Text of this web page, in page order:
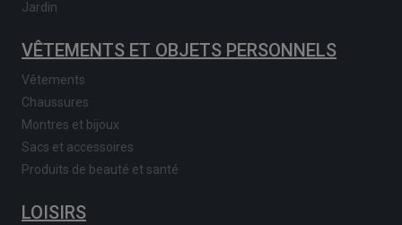
Jardin
VÊTEMENTS ET OBJETS PERSONNELS
Vêtements
Chaussures
Montres et bijoux
Sacs et accessoires
Produits de beauté et santé
LOISIRS